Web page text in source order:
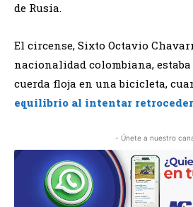
de Rusia.
El circense, Sixto Octavio
nacionalidad colombiana,
cuerda floja en una bicicleta,
equilibrio al intentar retroceder
- Únete a nuestro